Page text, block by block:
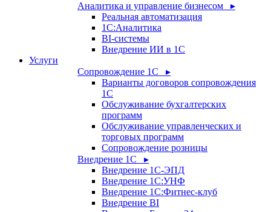
Аналитика и управление бизнесом ▸
Реальная автоматизация
1С:Аналитика
BI-системы
Внедрение ИИ в 1С
Услуги
Сопровождение 1С ▸
Варианты договоров сопровождения
1С
Обслуживание бухгалтерских
программ
Обслуживание управленческих и
торговых программ
Сопровождение розницы
Внедрение 1С ▸
Внедрение 1С-ЭПД
Внедрение 1С:УНФ
Внедрение 1С:Фитнес-клуб
Внедрение BI